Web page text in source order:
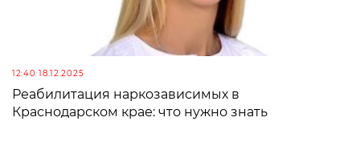
12:40 18.12.2025
Реабилитация наркозависимых в
Краснодарском крае: что нужно знать